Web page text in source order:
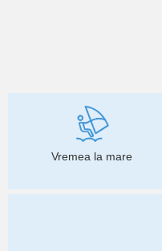
Vremea la mare